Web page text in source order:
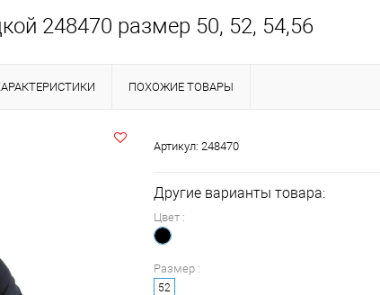
248470 размер 50, 52, 54,56
ПОХОЖИЕ ТОВАРЫ
Артикул: 248470
Другие варианты товара:
Цвет :
Размер :
52